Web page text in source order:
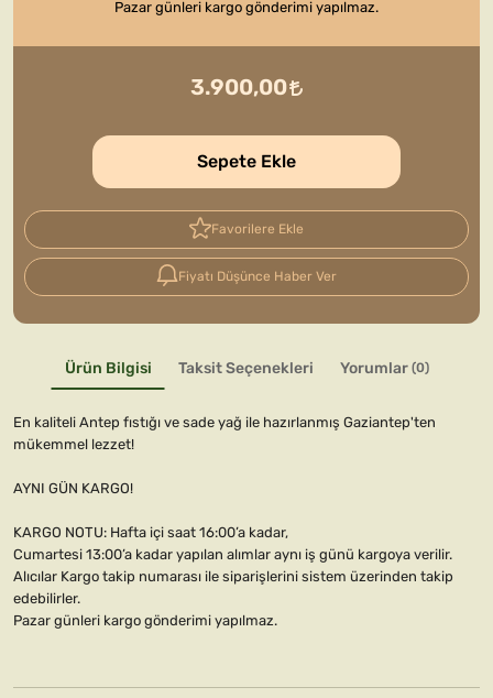
Pazar günleri kargo gönderimi yapılmaz.
3.900,00
Sepete Ekle
Favorilere Ekle
Fiyatı Düşünce Haber Ver
Ürün Bilgisi Taksit Seçenekleri Yorumlar (0)
En kaliteli Antep fıstığı ve sade yağ ile hazırlanmış Gaziantep'ten
mükemmel lezzet!
AYNI GÜN KARGO!
KARGO NOTU: Hafta içi saat 16:00’a kadar,
Cumartesi 13:00’a kadar yapılan alımlar aynı iş günü kargoya verilir.
Alıcılar Kargo takip numarası ile siparişlerini sistem üzerinden takip
edebilirler.
Pazar günleri kargo gönderimi yapılmaz.